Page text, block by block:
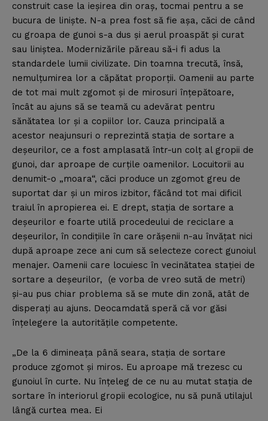
construit case la ieşirea din oraş, tocmai pentru a se
bucura de linişte. N-a prea fost să fie aşa, căci de când
cu groapa de gunoi s-a dus şi aerul proaspăt şi curat
sau liniştea. Modernizările păreau să-i fi adus la
standardele lumii civilizate. Din toamna trecută, însă,
nemulţumirea lor a căpătat proporţii. Oamenii au parte
de tot mai mult zgomot şi de mirosuri înţepătoare,
încât au ajuns să se teamă cu adevărat pentru
sănătatea lor şi a copiilor lor. Cauza principală a
acestor neajunsuri o reprezintă staţia de sortare a
deşeurilor, ce a fost amplasată într-un colţ al gropii de
gunoi, dar aproape de curţile oamenilor. Locuitorii au
denumit-o „moara“, căci produce un zgomot greu de
suportat dar şi un miros izbitor, făcând tot mai dificil
traiul în apropierea ei. E drept, staţia de sortare a
deşeurilor e foarte utilă procedeului de reciclare a
deşeurilor, în condiţiile în care orăşenii n-au învăţat nici
după aproape zece ani cum să selecteze corect gunoiul
menajer. Oamenii care locuiesc în vecinătatea staţiei de
sortare a deşeurilor, (e vorba de vreo sută de metri)
şi-au pus chiar problema să se mute din zonă, atât de
disperaţi au ajuns. Deocamdată speră că vor găsi
înţelegere la autorităţile competente.
„De la 6 dimineaţa până seara, staţia de sortare
produce zgomot şi miros. Eu aproape mă trezesc cu
gunoiul în curte. Nu înţeleg de ce nu au mutat staţia de
sortare în interiorul gropii ecologice, nu să pună utilajul
lângă curtea mea. Ei